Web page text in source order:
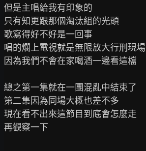
但是主唱給我有印象的
只有知更跟那個淘汰組的光頭
歌寫得好不好是一回事
唱的爛上電視就是無限放大行刑現場
因為我們不會在家喝酒一邊看這檔
總之第一集就在一團混亂中結束了
第二集因為同場大概也差不多
現在看不出來這節目到底會怎麼走
再觀察一下